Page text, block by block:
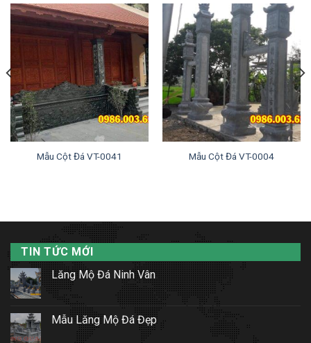
Mẫu Cột Đá VT-0041 Mẫu Cột Đá VT-0004
TIN TỨC MỚI
Lăng Mộ Đá Ninh Vân
Mẫu Lăng Mộ Đá Đẹp